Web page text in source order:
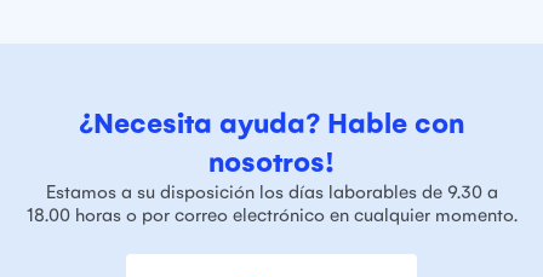
¿Necesita ayuda? Hable con
nosotros!
Estamos a su disposición los días laborables de 9.30 a
18.00 horas o por correo electrónico en cualquier momento.